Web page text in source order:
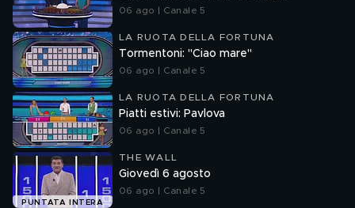
06 ago | Canale 5
LA RUOTA DELLA FORTUNA
Tormentoni: "Ciao mare"
06 ago | Canale 5
LA RUOTA DELLA FORTUNA
Piatti estivi: Pavlova
06 ago | Canale 5
PUNTATA INTERA
THE WALL
Giovedì 6 agosto
06 ago | Canale 5